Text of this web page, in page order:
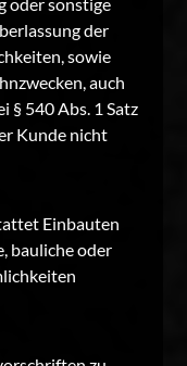
der
sowie
auch
§ 540 Abs. 1 Satz
Kunde nicht
Einbauten
bauliche oder